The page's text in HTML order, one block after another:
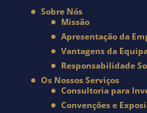
Sobre Nós
Missão
Apresentação da
Vantagens da
Responsabilidade
Os Nossos Serviços
Consultoria para
Convenções e